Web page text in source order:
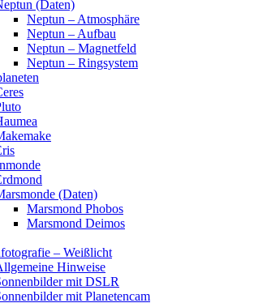
(Daten)
Neptun – Atmosphäre
Neptun – Aufbau
Neptun – Magnetfeld
Neptun – Ringsystem
(Daten)
Marsmond Phobos
Marsmond Deimos
– Weißlicht
Hinweise
mit DSLR
mit Planetencam